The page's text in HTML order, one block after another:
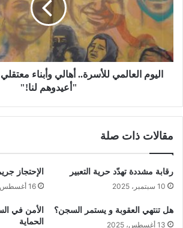
اليوم العالمي للأسرة.. أهالي وأبناء
"أعيدوهم لنا!"
مقالات ذات صلة
رقابة مشددة تهدّد حرية التعبير
10 سبتمبر، 2025
الإحتجاز
16 أغسطس، 2025
هل تنتهي العقوبة و يستمر السجن؟
13 أغسطس، 2025
الأمن في
الحماية